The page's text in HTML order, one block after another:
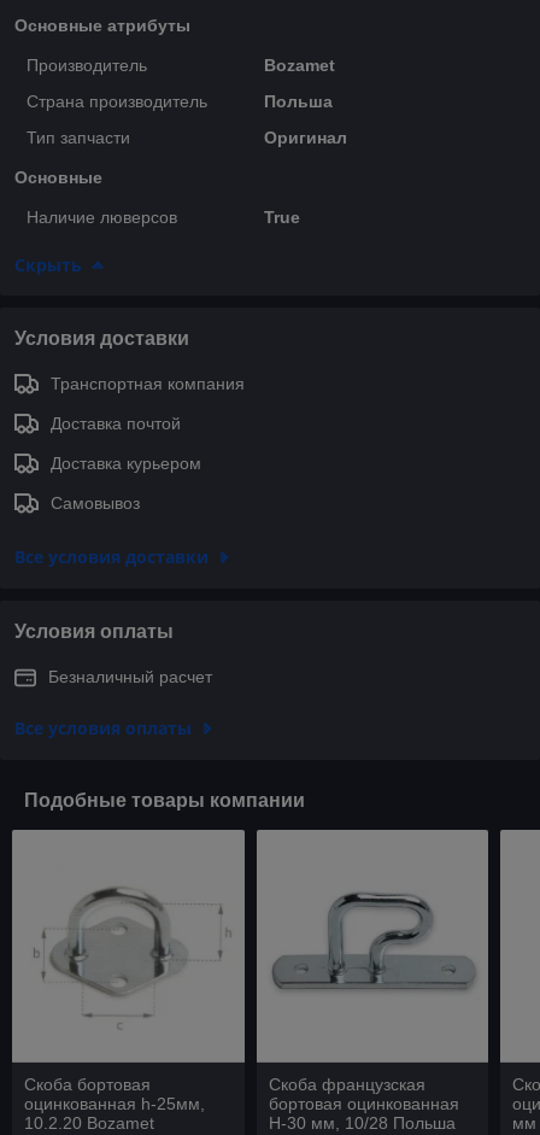
Основные атрибуты
Производитель
Bozamet
Страна производитель
Польша
Тип запчасти
Оригинал
Основные
Наличие люверсов True
Скрыть
Условия доставки
Транспортная компания
Доставка почтой
Доставка курьером
Самовывоз
Все условия доставки
Условия оплаты
Безналичный расчет
Все условия оплаты
Подобные товары компании
Скоба бортовая
оцинкованная h-25мм,
10.2.20 Bozamet
Скоба французская
бортовая оцинкованная
Н-30 мм, 10/28 Польша
мм